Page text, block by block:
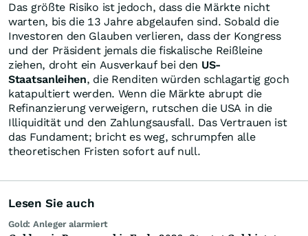
Das größte Risiko ist jedoch, dass die Märkte nicht
warten, bis die 13 Jahre abgelaufen sind. Sobald die
Investoren den Glauben verlieren, dass der Kongress
und der Präsident jemals die fiskalische Reißleine
ziehen, droht ein Ausverkauf bei den US-
Staatsanleihen, die Renditen würden schlagartig goch
katapultiert werden. Wenn die Märkte abrupt die
Refinanzierung verweigern, rutschen die USA in die
Illiquidität und den Zahlungsausfall. Das Vertrauen ist
das Fundament; bricht es weg, schrumpfen alle
theoretischen Fristen sofort auf null.
Lesen Sie auch
Gold: Anleger alarmiert